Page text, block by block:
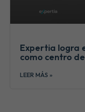
Expertia logra
como centro
LEER MÁS »